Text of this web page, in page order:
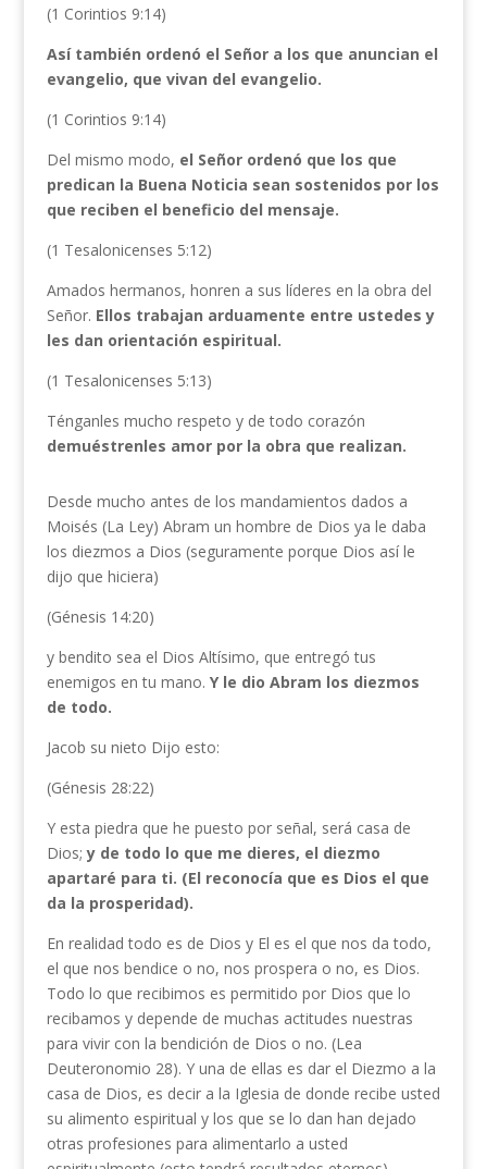
(1 Corintios 9:14)
Así también ordenó el Señor a los que anuncian el
evangelio, que vivan del evangelio.
(1 Corintios 9:14)
Del mismo modo, el Señor ordenó que los que
predican la Buena Noticia sean sostenidos por los
que reciben el beneficio del mensaje.
(1 Tesalonicenses 5:12)
Amados hermanos, honren a sus líderes en la obra del
Señor. Ellos trabajan arduamente entre ustedes y
les dan orientación espiritual.
(1 Tesalonicenses 5:13)
Ténganles mucho respeto y de todo corazón
demuéstrenles amor por la obra que realizan.
Desde mucho antes de los mandamientos dados a
Moisés (La Ley) Abram un hombre de Dios ya le daba
los diezmos a Dios (seguramente porque Dios así le
dijo que hiciera)
(Génesis 14:20)
y bendito sea el Dios Altísimo, que entregó tus
enemigos en tu mano. Y le dio Abram los diezmos
de todo.
Jacob su nieto Dijo esto:
(Génesis 28:22)
Y esta piedra que he puesto por señal, será casa de
Dios;y de todo lo que me dieres, el diezmo
apartaré para ti. (El reconocía que es Dios el que
da la prosperidad).
En realidad todo es de Dios y El es el que nos da todo,
el que nos bendice o no, nos prospera o no, es Dios.
Todo lo que recibimos es permitido por Dios que lo
recibamos y depende de muchas actitudes nuestras
para vivir con la bendición de Dios o no. (Lea
Deuteronomio 28). Y una de ellas es dar el Diezmo a la
casa de Dios, es decir a la Iglesia de donde recibe usted
su alimento espiritual y los que se lo dan han dejado
otras profesiones para alimentarlo a usted